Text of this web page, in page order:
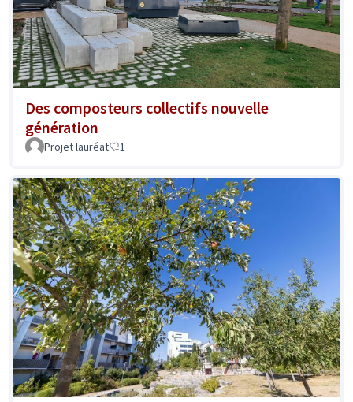
Des composteurs collectifs nouvelle
génération
Projet lauréat 1